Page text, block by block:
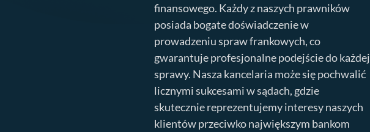
finansowego. Każdy z naszych prawników
posiada bogate doświadczenie w
prowadzeniu spraw frankowych, co
gwarantuje profesjonalne podejście do każdej
sprawy. Nasza kancelaria może się pochwalić
licznymi sukcesami w sądach, gdzie
skutecznie reprezentujemy interesy naszych
klientów przeciwko największym bankom